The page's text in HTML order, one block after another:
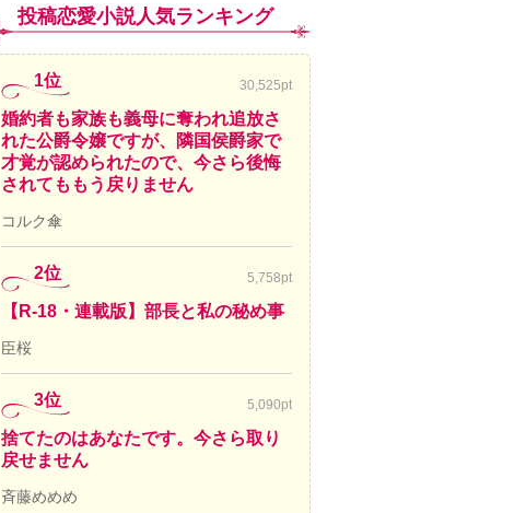
投稿恋愛小説人気ランキング
1位 30,525pt
婚約者も家族も義母に奪われ追放さ
れた公爵令嬢ですが、隣国侯爵家で
才覚が認められたので、今さら後悔
されてももう戻りません
コルク傘
2位 5,758pt
【R-18・連載版】部長と私の秘め事
臣桜
3位 5,090pt
捨てたのはあなたです。今さら取り
戻せません
斉藤めめめ